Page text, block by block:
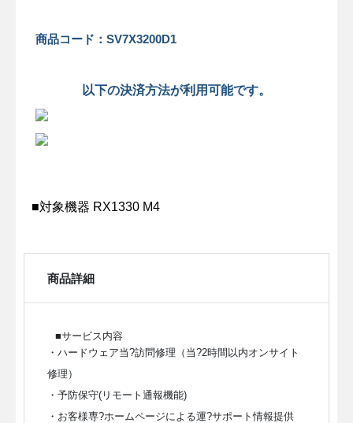
商品コード：SV7X3200D1
以下の決済方法が利用可能です。
■対象機器 RX1330 M4
商品詳細
■サービス内容
・ハードウェア当?訪問修理（当?2時間以内オンサイト
修理）
・予防保守(リモート通報機能)
・お客様専?ホームページによる運?サポート情報提供